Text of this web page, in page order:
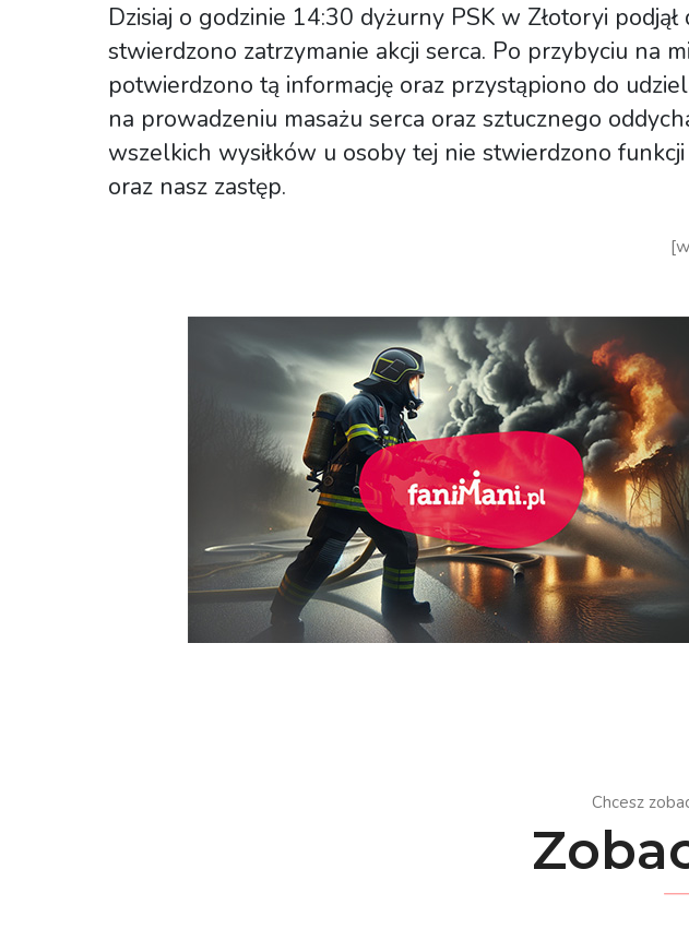
Dzisiaj o godzinie 14:30 dyżurny PSK w Złotoryi
stwierdzono zatrzymanie akcji serca. Po przybyciu na
potwierdzono tą informację oraz przystąpiono do
na prowadzeniu masażu serca oraz sztucznego
wszelkich wysiłków u osoby tej nie stwierdzono
oraz nasz zastęp.
Chcesz